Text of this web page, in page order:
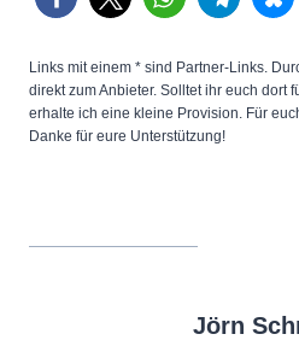
Links mit einem * sind Partner-Links.
direkt zum Anbieter. Solltet ihr euch dort
erhalte ich eine kleine Provision. Für
Danke für eure Unterstützung!
Jörn